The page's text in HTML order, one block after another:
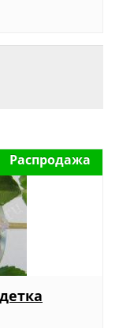
Распродажа